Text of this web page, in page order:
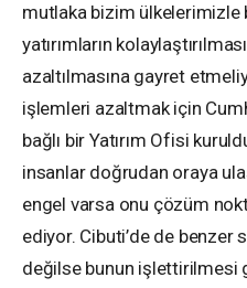
mutlaka bizim ülkelerimizle
yatırımların
azaltılmasına gayret
işlemleri azaltmak için
bağlı bir Yatırım Ofisi
insanlar doğrudan oraya
engel varsa onu çözüm
ediyor. Cibuti’de de benzer
değilse bunun işlettirilmesi